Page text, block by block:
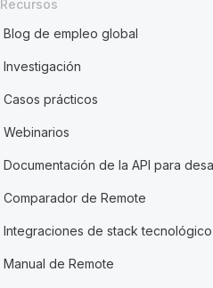
Recursos
Blog de empleo global
Investigación
Casos prácticos
Webinarios
Documentación de la API para
Comparador de Remote
Integraciones de stack tecnológico
Manual de Remote